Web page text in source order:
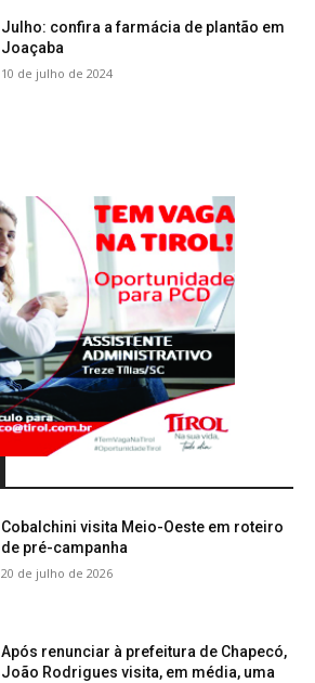
Julho: confira a farmácia de plantão em
Joaçaba
10 de julho de 2024
Cobalchini visita Meio-Oeste em roteiro
de pré-campanha
20 de julho de 2026
Após renunciar à prefeitura de Chapecó,
João Rodrigues visita, em média, uma